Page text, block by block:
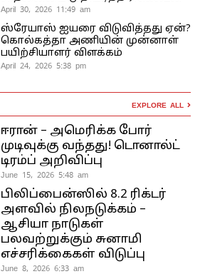
April 30, 2026 11:49 am
ஸ்ரேயாஸ் ஐயரை விடுவித்தது ஏன்?
கொல்கத்தா அணியின் முன்னாள்
பயிற்சியாளர் விளக்கம்
April 24, 2026 5:38 pm
EXPLORE ALL
ஈரான் – அமெரிக்க போர்
முடிவுக்கு வந்தது! டொனால்ட்
டிரம்ப் அறிவிப்பு
June 15, 2026 5:48 am
பிலிப்பைன்ஸில் 8.2 ரிக்டர்
அளவில் நிலநடுக்கம் –
ஆசியா நாடுகள்
பலவற்றுக்கும் சுனாமி
எச்சரிக்கைகள் விடுப்பு
June 8, 2026 6:33 am